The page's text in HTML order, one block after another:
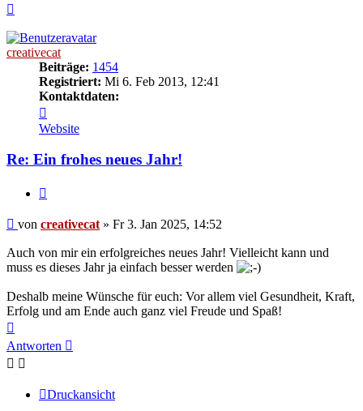
creativecat
Beiträge: 1454
Registriert: Mi 6. Feb 2013, 12:41
Kontaktdaten:
von
creativecat
Website
Re: Ein frohes neues Jahr!
Beitrag
von creativecat » Fr 3. Jan 2025, 14:52
Auch von mir ein erfolgreiches neues Jahr! Vielleicht kann und
muss es dieses Jahr ja einfach besser werden
Deshalb meine Wünsche für euch: Vor allem viel Gesundheit, Kraft,
Erfolg und am Ende auch ganz viel Freude und Spaß!
oben
Antworten
Druckansicht